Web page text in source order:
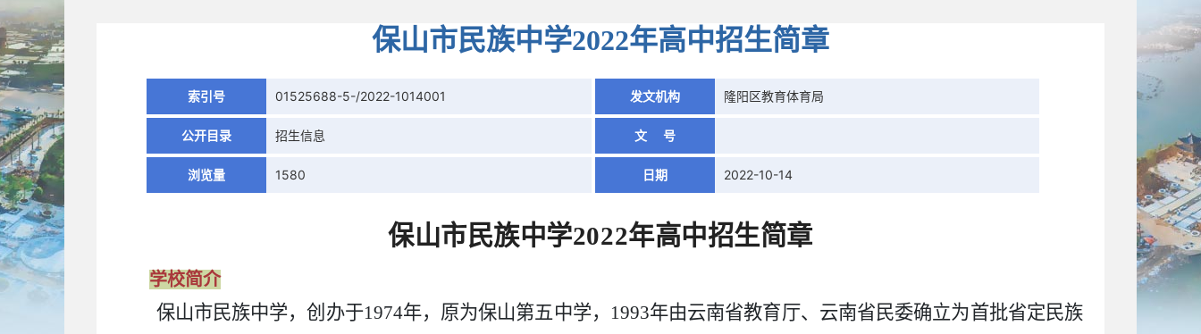
保山市民族中学2022年高中招生简章
索引号 01525688-5-/2022-1014001 发文机构 隆阳区教育体育局
公开目录 招生信息 文 号
浏览量 1580 日期 2022-10-14
保山市民族中学2022年高中招生简章
学校简介
保山市民族中学，创办于1974年，原为保山第五中学，1993年由云南省教育厅、云南省民委确立为首批省定民族